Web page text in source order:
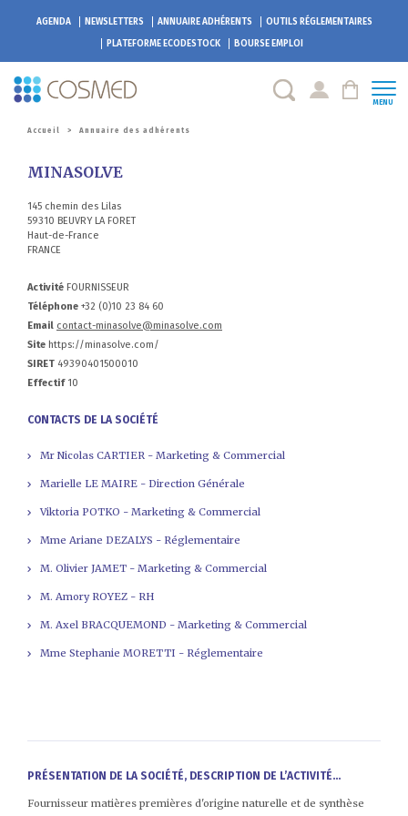
AGENDA NEWSLETTERS ANNUAIRE ADHÉRENTS
OUTILS RÉGLEMENTAIRES
PLATEFORMEECODESTOCK BOURSE EMPLOI
MENU
Accueil > Annuaire des adhérents
MINASOLVE
145 chemin des Lilas
59310 BEUVRY LA FORET
Haut-de-France
FRANCE
Activité FOURNISSEUR
Téléphone +32 (0)10 23 84 60
Email contact-minasolve@minasolve.com
Site https://minasolve.com/
SIRET 49390401500010
Effectif10
CONTACTS DE LA SOCIÉTÉ
Mr Nicolas CARTIER - Marketing & Commercial
Marielle LE MAIRE - Direction Générale
Viktoria POTKO - Marketing & Commercial
Mme Ariane DEZALYS - Réglementaire
M. Olivier JAMET - Marketing & Commercial
M. Amory ROYEZ - RH
M. Axel BRACQUEMOND - Marketing & Commercial
Mme Stephanie MORETTI - Réglementaire
PRÉSENTATION DE LA SOCIÉTÉ, DESCRIPTION DE L’ACTIVITÉ...
Fournisseur matières premières d'origine naturelle et de synthèse